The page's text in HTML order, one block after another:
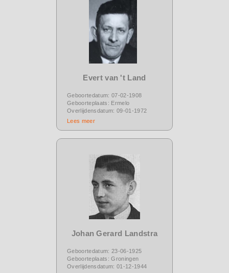
Evert van 't Land
Geboortedatum: 07-02-1908
Geboorteplaats: Ermelo
Overlijdensdatum: 09-01-1972
Lees meer
Johan Gerard Landstra
Geboortedatum: 23-06-1925
Geboorteplaats: Groningen
Overlijdensdatum: 01-12-1944